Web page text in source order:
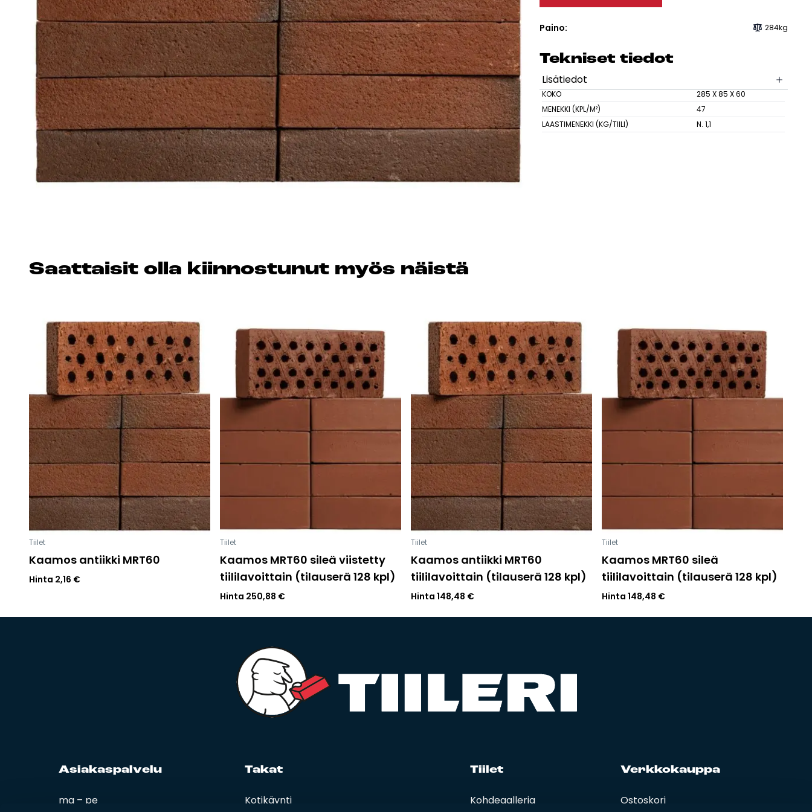
HORMIT
ESITTEET, HINNASTOT
JA OHJEET
TIILERI LASKU
Esitteet, hinnastot ja ohjeet
Tiileri lasku
Kotikäynti
Peruuta verkkokauppatilauksesi
Paino: 284kg
Tek­ni­set tie­dot
Lisätiedot
KOKO
285 X 85 X 60
MENEKKI (KPL/M²)
47
LAASTIMENEKKI (KG/TIILI)
N. 1,1
Saat­tai­sit ol­la kiin­nos­tu­nut myös näis­tä
Tiilet
Kaamos antiikki MRT60
Hinta 2,16 €
Tiilet
Kaamos MRT60 sileä viistetty
tiililavoittain (tilauserä 128 kpl)
Hinta 250,88 €
Tiilet
Kaamos antiikki MRT60
tiililavoittain (tilauserä 128 kpl)
Hinta 148,48 €
Tiilet
Kaamos MRT60 sileä
tiililavoittain (tilauserä 128 kpl)
Hinta 148,48 €
Asia­kas­pal­ve­lu
ma – pe
Ta­kat
Kotikäynti
Tii­let
Kohdegalleria
Verk­ko­kaup­pa
Ostoskori